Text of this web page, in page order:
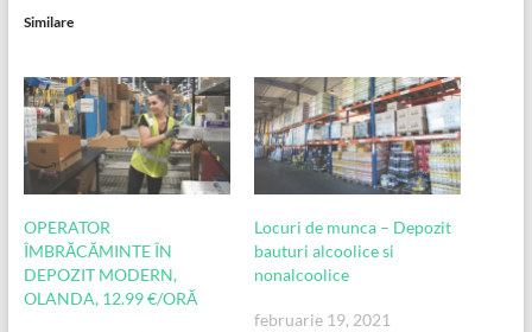
Similare
OPERATOR
ÎMBRĂCĂMINTE ÎN
DEPOZIT MODERN,
OLANDA, 12.99 €/ORĂ
Locuri de munca – Depozit
bauturi alcoolice si
nonalcoolice
februarie 19, 2021